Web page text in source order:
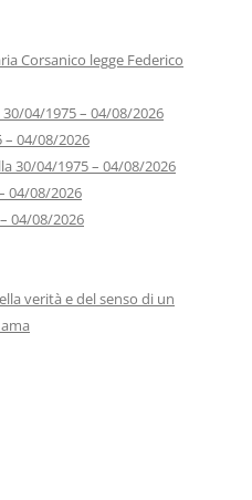
Corsanico legge Federico
04/1975 – 04/08/2026
– 04/08/2026
30/04/1975 – 04/08/2026
04/08/2026
04/08/2026
verità e del senso di un